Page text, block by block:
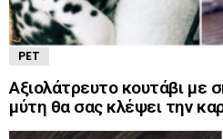
PET
Αξιολάτρευτο κουτάβι με
μύτη θα σας κλέψει την